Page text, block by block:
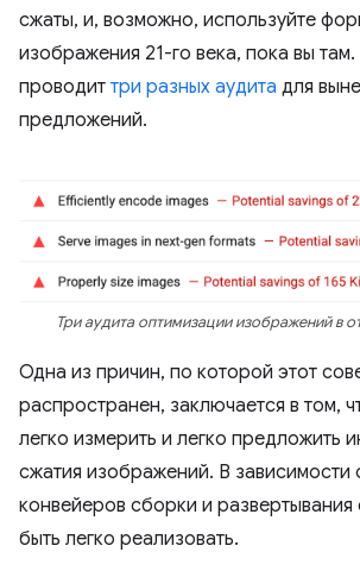
сжаты, и, возможно, используйте
изображения 21-го века, пока вы
проводит три разных аудита для
предложений.
Три аудита оптимизации изображений в
Одна из причин, по которой этот
распространен, заключается в том,
легко измерить и легко предложить
сжатия изображений. В зависимости
конвейеров сборки и развертывания
быть легко реализовать.